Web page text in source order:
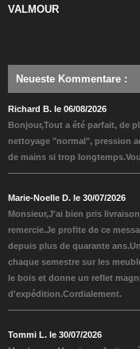
VALMOUR
Neueste Kommentare :
Richard B. le 06/08/2026
Bonjour,Tout a été parfait, de
nettoyage "normal", pression
de mains si trop
Marie-Noelle D. le 30/07/2026
Monsieur,J'ai bien pris
remercie.Je profite de ce
depuis plus de quarante
chaque semestre sur les
le bois et donne un reflet
d'expédition.Cordialement.
Tommi L. le 30/07/2026